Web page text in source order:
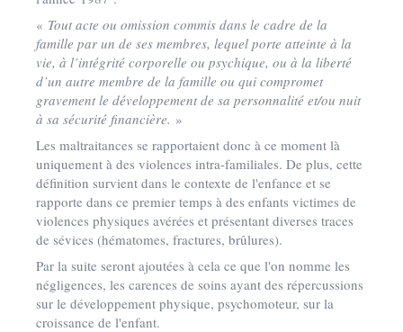
« Tout acte ou omission commis dans le cadre de la
famille par un de ses membres, lequel porte atteinte à la
vie, à l’intégrité corporelle ou psychique, ou à la liberté
d’un autre membre de la famille ou qui compromet
gravement le développement de sa personnalité et/ou nuit
à sa sécurité financière. »
Les maltraitances se rapportaient donc à ce moment là
uniquement à des violences intra-familiales. De plus, cette
définition survient dans le contexte de l'enfance et se
rapporte dans ce premier temps à des enfants victimes de
violences physiques avérées et présentant diverses traces
de sévices (hématomes, fractures, brûlures).
Par la suite seront ajoutées à cela ce que l'on nomme les
négligences, les carences de soins ayant des répercussions
sur le développement physique, psychomoteur, sur la
croissance de l'enfant.